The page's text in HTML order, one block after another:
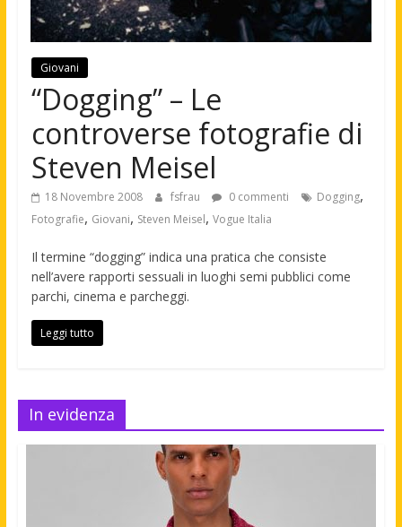
Giovani
“Dogging” – Le
controverse fotografie di
Steven Meisel
18 Novembre 2008 fsfrau 0 commenti Dogging,
Fotografie, Giovani, Steven Meisel, Vogue Italia
Il termine “dogging” indica una pratica che consiste
nell’avere rapporti sessuali in luoghi semi pubblici come
parchi, cinema e parcheggi.
Leggi tutto
In evidenza